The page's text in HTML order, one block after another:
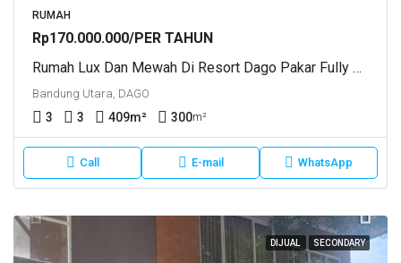
RUMAH
Rp170.000.000/PER TAHUN
Rumah Lux Dan Mewah Di Resort Dago Pakar Fully FurnishJl. Dago Pakar Dekat Mountain View Golf Club DAGO PAKAR HIJAU
Bandung Utara, DAGO
3 3 409m² 300m²
Call E-mail WhatsApp
DIJUAL SECONDARY